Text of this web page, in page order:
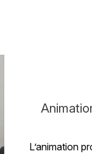
L’animation